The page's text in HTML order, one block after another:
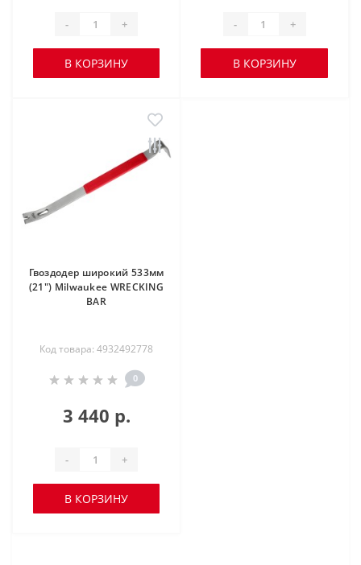
- +
В КОРЗИНУ
- +
В КОРЗИНУ
Гвоздодер широкий 533мм
(21") Milwaukee WRECKING
BAR
Код товара: 4932492778
0
3 440 р.
- +
В КОРЗИНУ